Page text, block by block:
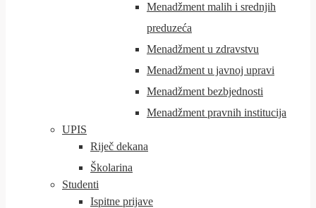
Menadžment malih i srednjih
preduzeća
Menadžment u zdravstvu
Menadžment u javnoj upravi
Menadžment bezbjednosti
Menadžment pravnih institucija
UPIS
Riječ dekana
Školarina
Studenti
Ispitne prijave